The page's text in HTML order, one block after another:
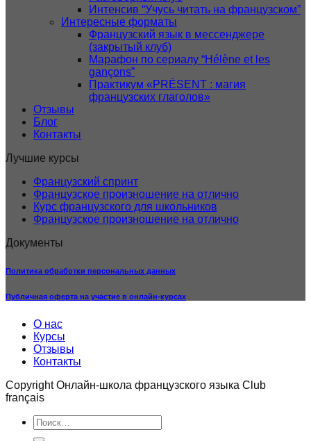
Интенсив “Учусь читать на французском”
Интересные форматы
Французский язык в мессенджере
(закрытый клуб)
Марафон по сериалу “Hélène et les
gançons”
Практикум «PRÉSENT : магия
французских глаголов»
Отзывы
Блог
Контакты
Лучшие курсы
Французский спринт
Французское произношение на отлично
Курс французского для школьников
Французское произношение на отлично
Документы
Политика обработки персональных данных
Публичная оферта на участие в онлайн-курсах
О нас
Курсы
Отзывы
Контакты
Copyright Онлайн-школа французского языка Club
français
Искать: